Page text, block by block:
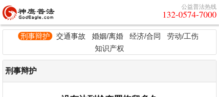
公益普法热线
132-0574-7000
刑事辩护 交通事故 婚姻/离婚 经济/合同
劳动/工伤
知识产权
刑事辩护